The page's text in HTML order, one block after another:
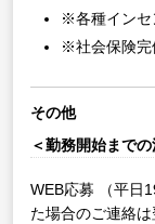
※各種インセ
※社会保険完
その他
＜勤務開始までの
WEB応募 （平日
た場合のご連絡は